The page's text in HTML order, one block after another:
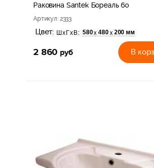
Раковина Santek Бореаль 60
Артикул: 2333
Цвет: ШхГхВ: 580х 480х 200 мм
2 860 руб В